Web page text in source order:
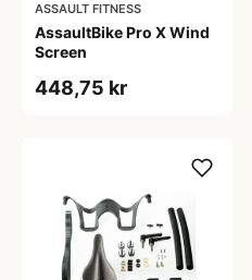
ASSAULT FITNESS
AssaultBike Pro X Wind
Screen
448,75 kr